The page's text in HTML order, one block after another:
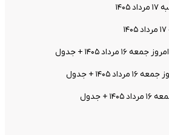
۱۴۰۵ + جدول
۱۴۰۵ + جدول
+ جدول